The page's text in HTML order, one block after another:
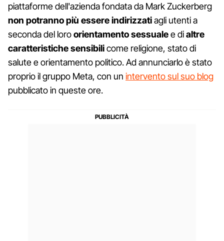
piattaforme dell'azienda fondata da Mark Zuckerberg
non potranno più essere indirizzatiagli utenti a
seconda del loroorientamento sessualee dialtre
caratteristiche sensibilicome religione, stato di
salute e orientamento politico. Ad annunciarlo è stato
proprio il gruppo Meta, con un intervento sul suo blog
pubblicato in queste ore.